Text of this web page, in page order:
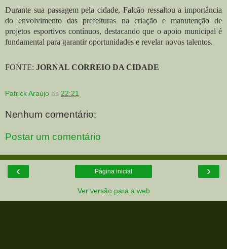
Durante sua passagem pela cidade, Falcão ressaltou a importância
do envolvimento das prefeituras na criação e manutenção de
projetos esportivos contínuos, destacando que o apoio municipal é
fundamental para garantir oportunidades e revelar novos talentos.
FONTE: JORNAL CORREIO DA CIDADE
Patrick Araújo às 22:21
Nenhum comentário:
Postar um comentário
‹ ›
Página inicial
Ver versão para a web